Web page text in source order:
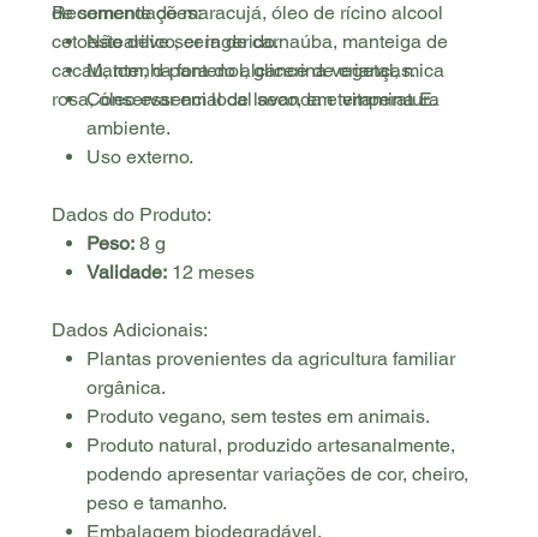
de semente de maracujá, óleo de rícino alcool
cetoestearilico, cera de carnaúba, manteiga de
cacau, tcm, d-pantenol, glicerina vegetal, mica
rosa, óleo essencial de lavanda e vitamina E.
Recomendações:
Não deve ser ingerido.
Mantenha fora do alcance de crianças.
Conservar em local seco, em temperatura
ambiente.
Uso externo.
Dados do Produto:
Peso:8 g
Validade:12 meses
Dados Adicionais:
Plantas provenientes da agricultura familiar
orgânica.
Produto vegano, sem testes em animais.
Produto natural, produzido artesanalmente,
podendo apresentar variações de cor, cheiro,
peso e tamanho.
Embalagem biodegradável.